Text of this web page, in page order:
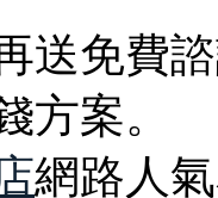
送免費
方案。
網路人